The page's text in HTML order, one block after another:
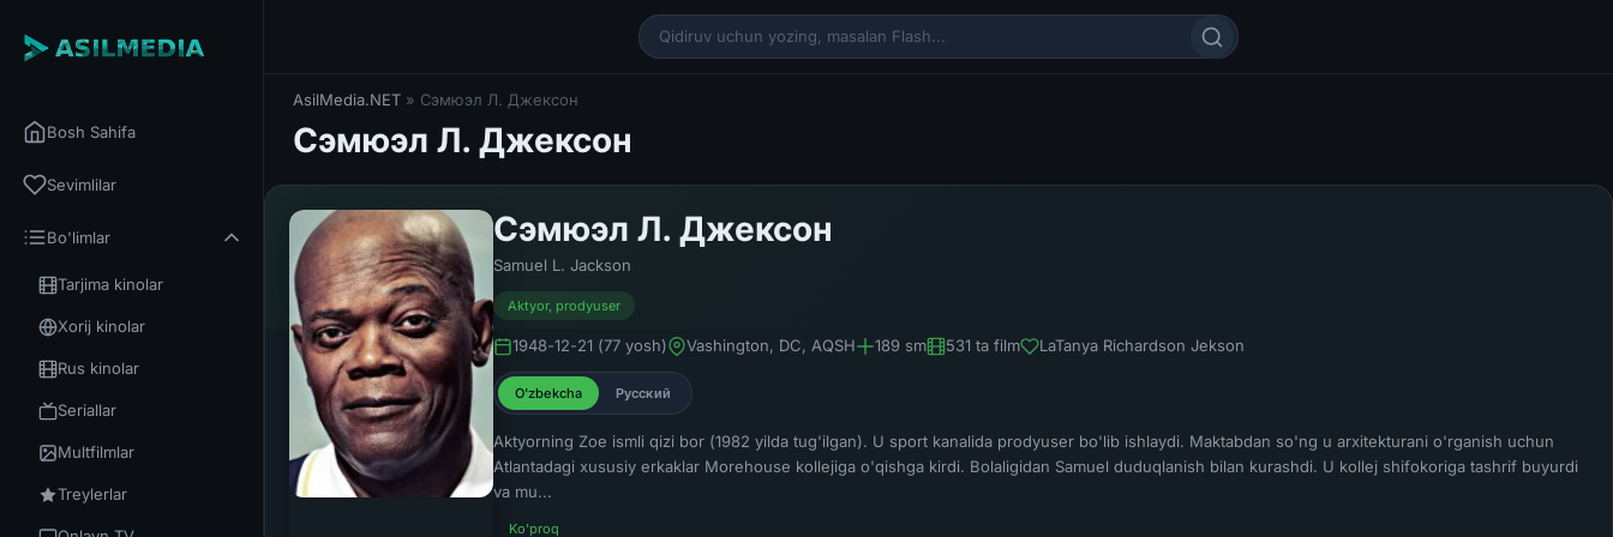
Bosh Sahifa
Sevimlilar
Bo'limlar
Tarjima kinolar
Xorij kinolar
Rus kinolar
Seriallar
Multfilmlar
Treylerlar
AsilMedia.NET » Сэмюэл Л. Джексон
Сэмюэл Л. Джексон
Сэмюэл Л. Джексон
Samuel L. Jackson
Aktyor, prodyuser
1948-12-21 (77 yosh) Vashington, DC, AQSH 189 sm 531 ta film LaTanya Richardson Jekson
O'zbekcha Русский
Aktyorning Zoe ismli qizi bor (1982 yilda tug'ilgan). U sport kanalida prodyuser bo'lib ishlaydi. Maktabdan so'ng u arxitekturani o'rganish uchun
Atlantadagi xususiy erkaklar Morehouse kollejiga o'qishga kirdi. Bolaligidan Samuel duduqlanish bilan kurashdi. U kollej shifokoriga tashrif buyurdi
va mu...
Ko'proq